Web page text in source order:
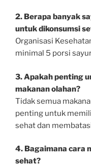
2. Berapa banyak
untuk dikonsumsi
Organisasi
minimal 5 porsi
3. Apakah penting
makanan olahan?
Tidak semua
penting untuk
sehat dan
4. Bagaimana cara
sehat?